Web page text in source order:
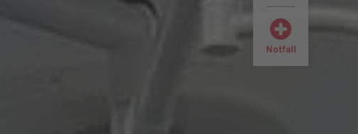
Notfall